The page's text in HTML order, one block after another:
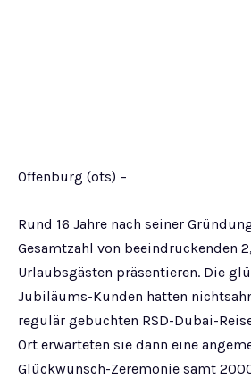
Offenburg (ots) –
Rund 16 Jahre nach seiner
Gesamtzahl von beeindruckenden
Urlaubsgästen präsentieren. Die
Jubiläums-Kunden hatten
regulär gebuchten RSD-Dubai-
Ort erwarteten sie dann eine
Glückwunsch-Zeremonie samt